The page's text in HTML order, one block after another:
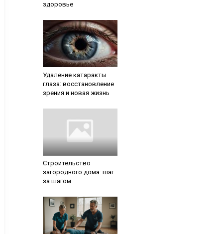
здоровье
Удаление катаракты
глаза: восстановление
зрения и новая жизнь
Строительство
загородного дома: шаг
за шагом